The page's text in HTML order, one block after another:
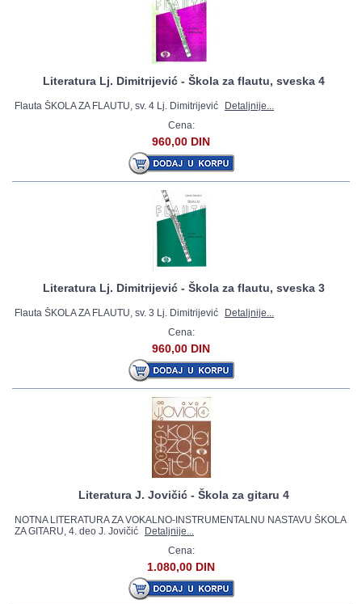
Literatura Lj. Dimitrijević - Škola za flautu, sveska 4
Flauta ŠKOLA ZA FLAUTU, sv. 4 Lj. Dimitrijević
Detaljnije...
Cena:
960,00 DIN
Literatura Lj. Dimitrijević - Škola za flautu, sveska 3
Flauta ŠKOLA ZA FLAUTU, sv. 3 Lj. Dimitrijević
Detaljnije...
Cena:
960,00 DIN
Literatura J. Jovičić - Škola za gitaru 4
NOTNA LITERATURA ZA VOKALNO-INSTRUMENTALNU NASTAVU ŠKOLA
ZA GITARU, 4. deo J. Jovičić
Detaljnije...
Cena:
1.080,00 DIN